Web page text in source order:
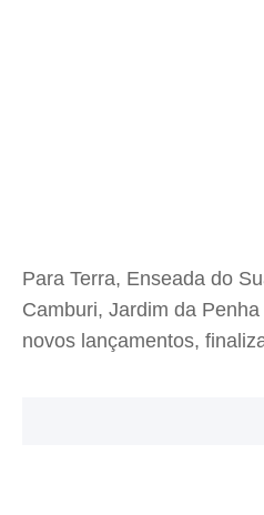
Para Terra, Enseada do
Camburi, Jardim da
novos lançamentos,